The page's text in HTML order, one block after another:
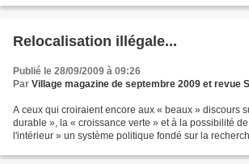
Relocalisation illégale...
Publié le 28/09/2009 à 09:26
Par Village magazine de septembre 2009 et revue
A ceux qui croiraient encore aux « beaux » discours
durable », la « croissance verte » et à la possibilité
l'intérieur » un système politique fondé sur la